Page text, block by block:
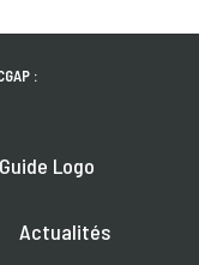
:
Actualités